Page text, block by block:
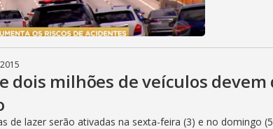
dois milhões de veículos
de lazer serão ativadas na sexta-feira (3) e no domingo